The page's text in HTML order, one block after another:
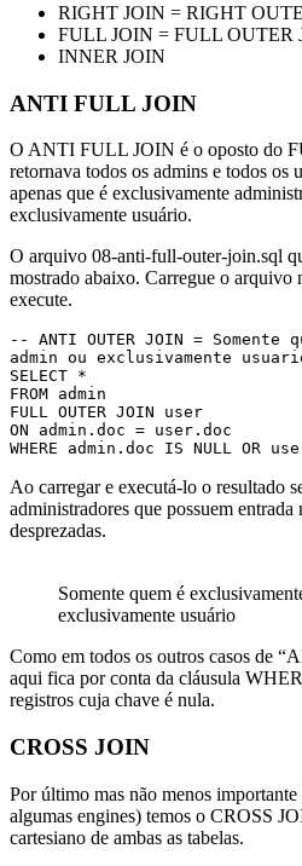
RIGHT JOIN = RIGHT
FULL JOIN = FULL OUTER
INNER JOIN
ANTI FULL JOIN
O ANTI FULL JOIN é o oposto do
retornava todos os admins e todos os
apenas que é exclusivamente
exclusivamente usuário.
O arquivo 08-anti-full-outer-join.sql
mostrado abaixo. Carregue o arquivo
execute.
-- ANTI OUTER JOIN = Somente
admin ou exclusivamente
SELECT *
FROM admin
FULL OUTER JOIN user
ON admin.doc = user.doc
WHERE admin.doc IS NULL OR
Ao carregar e executá-lo o resultado
administradores que possuem
desprezadas.
Somente quem é
exclusivamente usuário
Como em todos os outros casos de
aqui fica por conta da cláusula
registros cuja chave é nula.
CROSS JOIN
Por último mas não menos
algumas engines) temos o CROSS
cartesiano de ambas as tabelas.